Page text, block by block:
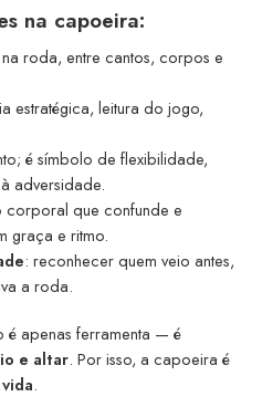
na capoeira:
roda, entre cantos, corpos e
estratégica, leitura do jogo,
é símbolo de flexibilidade,
adversidade.
corporal que confunde e
graça e ritmo.
: reconhecer quem veio antes,
a roda.
apenas ferramenta — é
e altar. Por isso, a capoeira é
.